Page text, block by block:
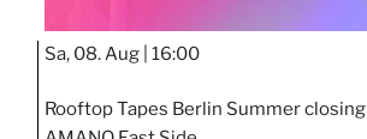
Sa, 08. Aug | 16:00
Rooftop Tapes Berlin Summer closing